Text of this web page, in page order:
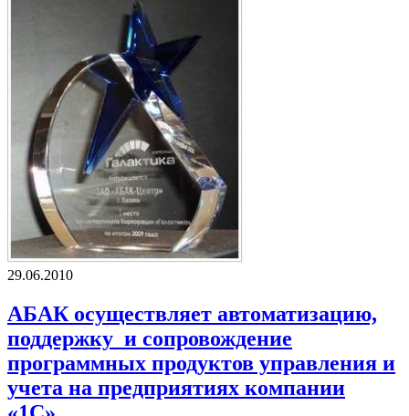
29.06.2010
АБАК осуществляет автоматизацию,
поддержку и сопровождение
программных продуктов управления и
учета на предприятиях компании